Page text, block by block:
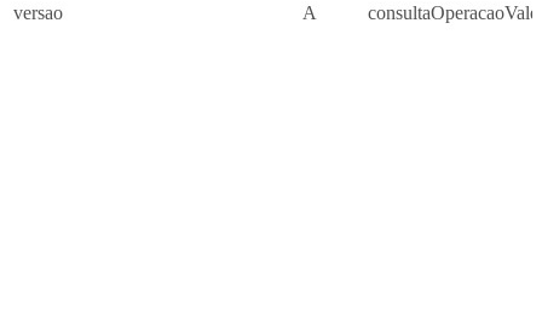
versao A